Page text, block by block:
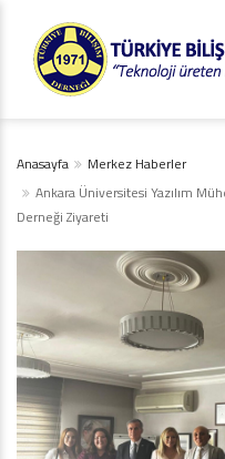
Anasayfa
Merkez Haberler
Ankara Üniversitesi Yazılım
Derneği Ziyareti